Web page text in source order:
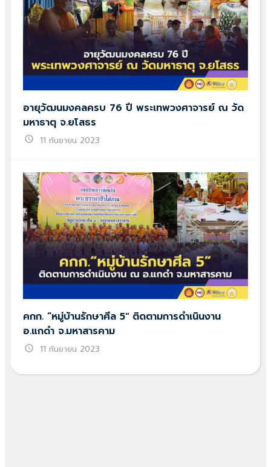
อายุวัฒนมงคลครบ 76 ปี พระเทพวงศาจารย์ ณ วัด
มหาธาตุ จ.ยโสธร
schedule 11 กันยายน 2023
คกก. “หมู่บ้านรักษาศีล 5″ ติดตามการดำเนินงาน
อ.แกดำ จ.มหาสารคาม
schedule 11 กันยายน 2023